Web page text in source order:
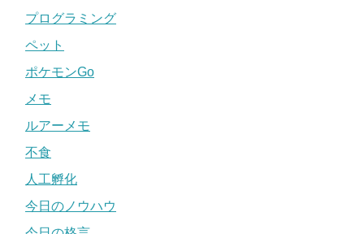
プログラミング
ペット
ポケモンGo
メモ
ルアーメモ
不食
人工孵化
今日のノウハウ